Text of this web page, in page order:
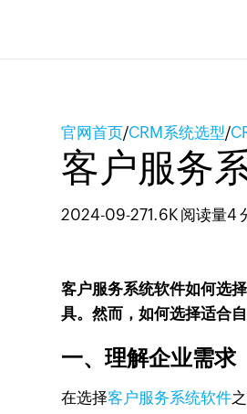
官网首页/CRM系统选型/
客户服务
2024-09-271.6K 阅读量4
客户服务系统软件如何选
具。然而，如何选择适合
一、理解企业需求
在选择客户服务系统软件